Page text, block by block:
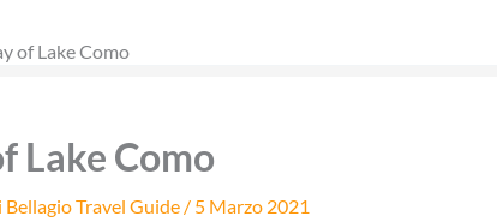
of Lake Como
Lake Como
Bellagio Travel Guide / 5 Marzo 2021